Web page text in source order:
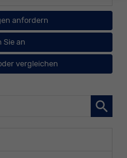
anfordern
Sie an
vergleichen